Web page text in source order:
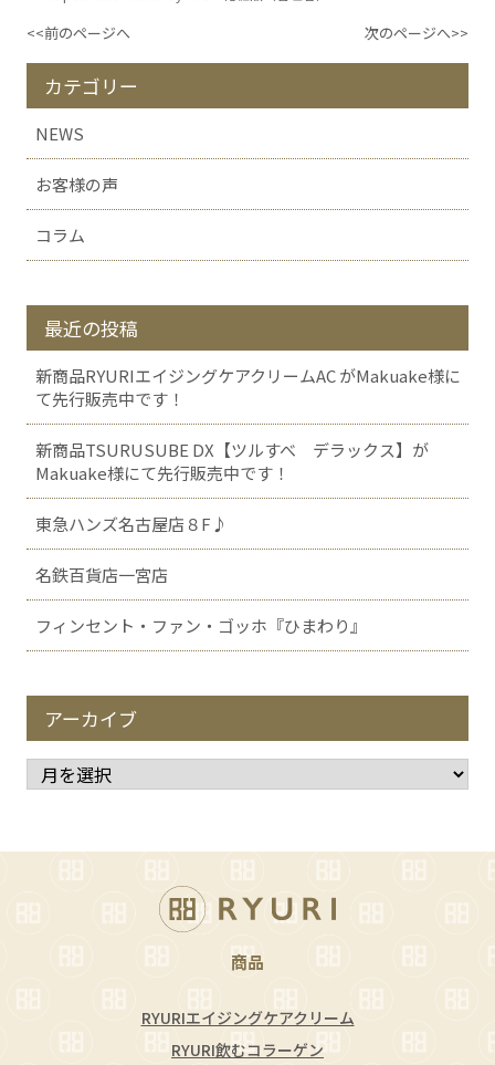
<<前のページへ 次のページへ>>
カテゴリー
NEWS
お客様の声
コラム
最近の投稿
新商品RYURIエイジングケアクリームAC がMakuake様に
て先行販売中です！
新商品TSURUSUBE DX【ツルすべ デラックス】が
Makuake様にて先行販売中です！
東急ハンズ名古屋店８F♪
名鉄百貨店一宮店
フィンセント・ファン・ゴッホ『ひまわり』
アーカイブ
商品
RYURIエイジングケアクリーム
RYURI飲むコラーゲン